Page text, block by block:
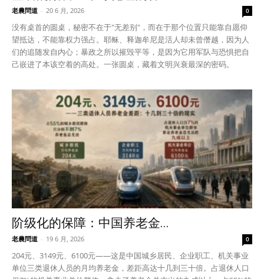
老農問道 - 20 6 月, 2026 0
没有桌首的圆桌，秘密不在于"无差别"，而在于那个位置只能靠自愿仰
望抵达，不能靠权力强占。耶稣、释迦牟尼是活人却未曾僭越，因为人
们的追随发自内心；暴政之所以摧毁平等，是因为它用军队与恐惧把自
己嵌进了本该空着的高处。一张圆桌，藏着文明兴衰最深的密码。
阶级化的保障：中国养老金...
老農問道 - 19 6 月, 2026 0
204元、3149元、6100元——这是中国城乡居民、企业职工、机关事业
单位三类退休人员的月均养老金，差距高达十几到三十倍。占退休人口